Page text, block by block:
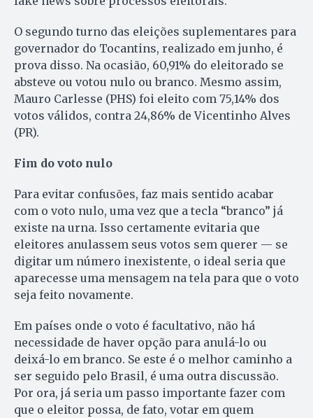
O segundo turno das eleições suplementares para
governador do Tocantins, realizado em junho, é
prova disso. Na ocasião, 60,91% do eleitorado se
absteve ou votou nulo ou branco. Mesmo assim,
Mauro Carlesse (PHS) foi eleito com 75,14% dos
votos válidos, contra 24,86% de Vicentinho Alves
(PR).
Fim do voto nulo
Para evitar confusões, faz mais sentido acabar
com o voto nulo, uma vez que a tecla “branco” já
existe na urna. Isso certamente evitaria que
eleitores anulassem seus votos sem querer — se
digitar um número inexistente, o ideal seria que
aparecesse uma mensagem na tela para que o voto
seja feito novamente.
Em países onde o voto é facultativo, não há
necessidade de haver opção para anulá-lo ou
deixá-lo em branco. Se este é o melhor caminho a
ser seguido pelo Brasil, é uma outra discussão.
Por ora, já seria um passo importante fazer com
que o eleitor possa, de fato, votar em quem